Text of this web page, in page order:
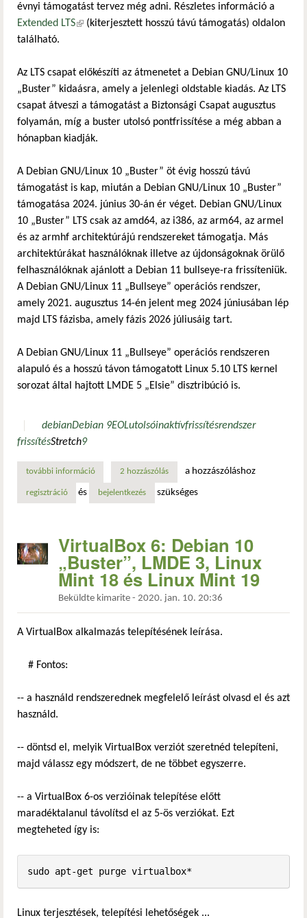
évnyi támogatást tervez még adni. Részletes információ a
Extended LTS(külső hivatkozás)
(kiterjesztett hosszú távú támogatás) oldalon
található.
Az LTS csapat előkészíti az átmenetet a Debian GNU/Linux 10
„Buster” kidaásra, amely a jelenlegi oldstable kiadás. Az LTS
csapat átveszi a támogatást a Biztonsági Csapat augusztus
folyamán, míg a buster utolsó pontfrissítése a még abban a
hónapban kiadják.
A Debian GNU/Linux 10 „Buster” öt évig hosszú távú
támogatást is kap, miután a Debian GNU/Linux 10 „Buster”
támogatása 2024. június 30-án ér véget. Debian GNU/Linux
10 „Buster” LTS csak az amd64, az i386, az arm64, az armel
és az armhf architektúrájú rendszereket támogatja. Más
architektúrákat használóknak illetve az újdonságoknak örülő
felhasználóknak ajánlott a Debian 11 bullseye-ra frissíteniük.
A Debian GNU/Linux 11 „Bullseye” operációs rendszer,
amely 2021. augusztus 14-én jelent meg 2024 júniusában lép
majd LTS fázisba, amely fázis 2026 júliusáig tart.
A Debian GNU/Linux 11 „Bullseye” operációs rendszeren
alapuló és a hosszú távon támogatott Linux 5.10 LTS kernel
sorozat által hajtott LMDE 5 „Elsie” disztribúció is.
debianDebian 9EOLutolsóinaktívfrissítésrendszer
frissítésStretch9
további információa debian gnu/linux 9 „stretch” nyugdíjba vonult
2 hozzászólás a hozzászóláshoz
regisztráció és bejelentkezés szükséges
VirtualBox 6: Debian 10
„Buster”, LMDE 3, Linux
Mint 18 és Linux Mint 19
Beküldte kimarite - 2020. jan. 10. 20:36
A VirtualBox alkalmazás telepítésének leírása.
# Fontos:
-- a használd rendszerednek megfelelő leírást olvasd el és azt
használd.
-- döntsd el, melyik VirtualBox verziót szeretnéd telepíteni,
majd válassz egy módszert, de ne többet egyszerre.
-- a VirtualBox 6-os verzióinak telepítése előtt
maradéktalanul távolítsd el az 5-ös verziókat. Ezt
megteheted így is:
sudo apt-get purge virtualbox*
Linux terjesztések, telepítési lehetőségek ...